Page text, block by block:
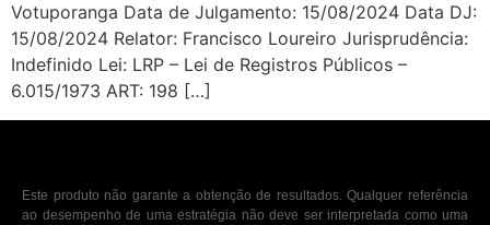
Votuporanga Data de Julgamento: 15/08/2024 Data DJ:
15/08/2024 Relator: Francisco Loureiro Jurisprudência:
Indefinido Lei: LRP – Lei de Registros Públicos –
6.015/1973 ART: 198 […]
Este produto não garante a obtenção de resultados. Qualquer referência
ao desempenho de uma estratégia não deve ser interpretada como uma